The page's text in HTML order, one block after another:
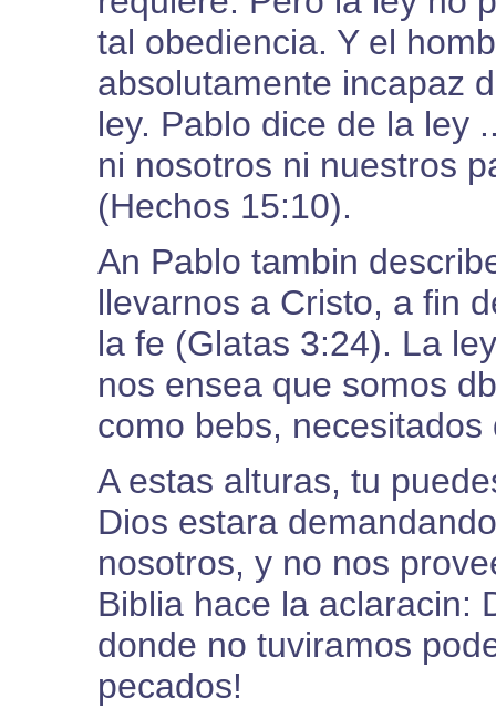
tal obediencia. Y el
absolutamente incapaz
ley. Pablo dice de la ley
ni nosotros ni nuestros
(Hechos 15:10).
An Pablo tambin
llevarnos a Cristo, a fin
la fe (Glatas 3:24). La
nos ensea que somos
como bebs, necesitados
A estas alturas, tu
Dios estara
nosotros, y no nos
Biblia hace la aclaracin:
donde no tuviramos
pecados!